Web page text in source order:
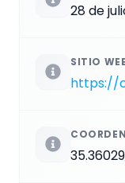
28 de
SITIO
https://